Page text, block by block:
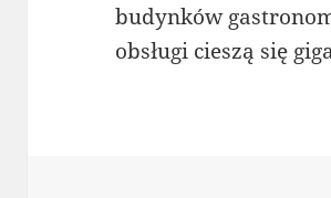
budynków
obsługi cieszą się